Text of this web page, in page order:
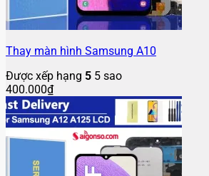
Thay màn hình Samsung A10
Được xếp hạng 5 5 sao
400.000₫